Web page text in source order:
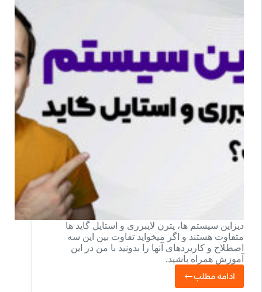
دیزاین سیستم ها، پترن لایبرری و استایل گاید ها
متفاوت هستند و اگر میخواید تفاوت بین این سه
اصطلاح و کاربردهای آنها را بدونید با من در این
آموزش همراه باشید.
ادامه مطلب
دیزاین